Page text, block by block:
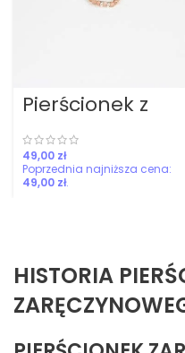
Pierścionek z
kamienia
słonecznego
zł
49,00 zł
HISTORIA